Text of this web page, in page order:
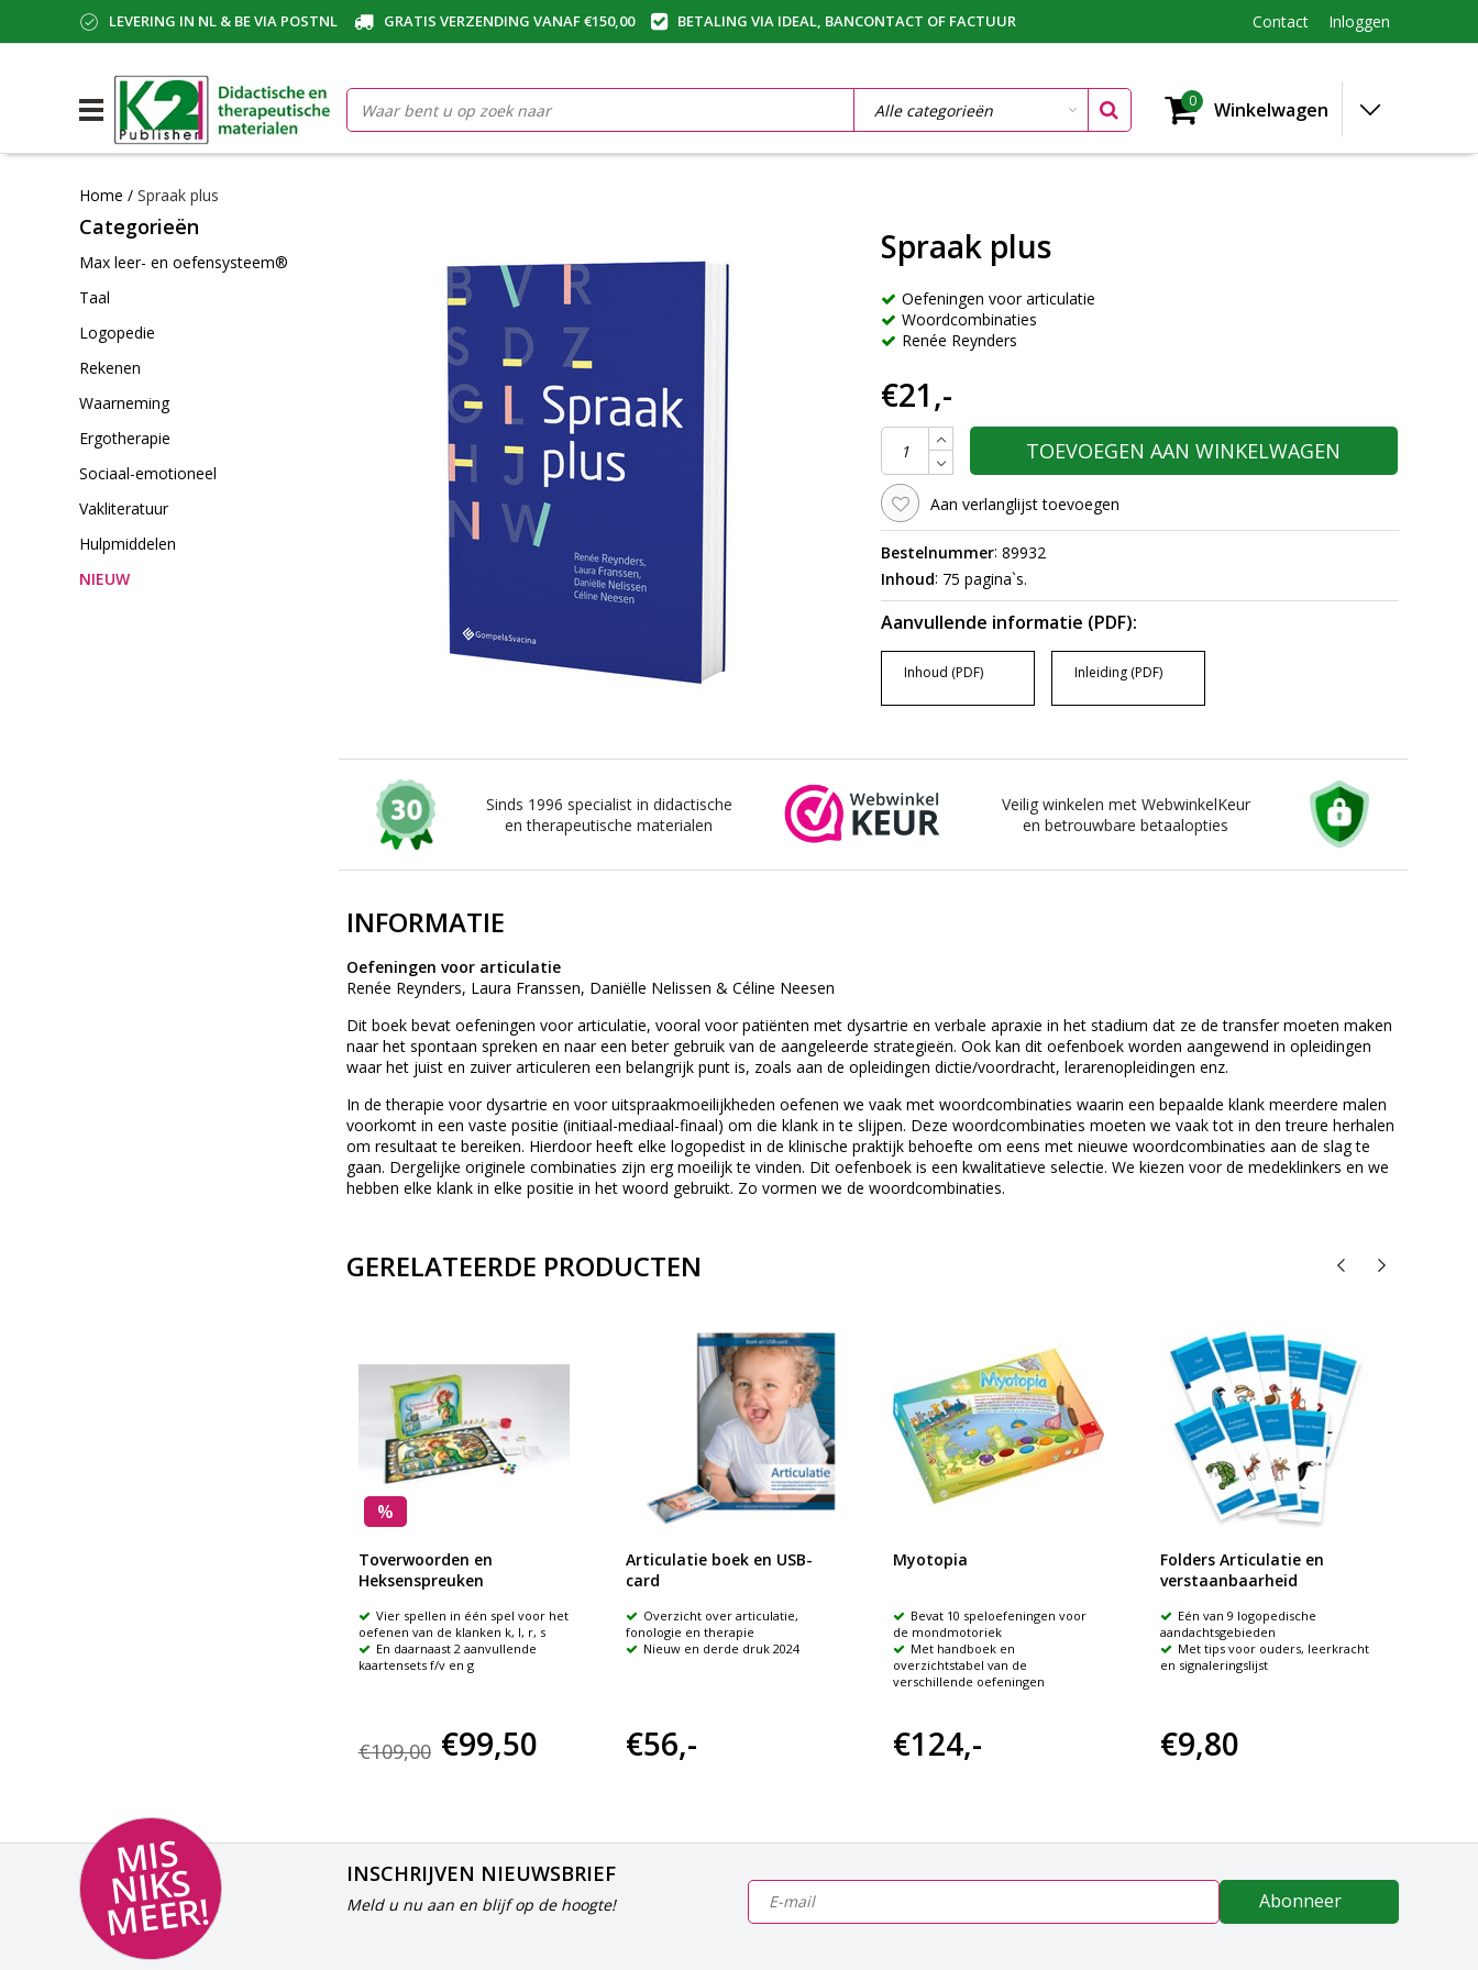
LEVERING IN NL & BE VIA POSTNL GRATIS VERZENDING VANAF €150,00 BETALING VIA IDEAL, BANCONTACT OF FACTUUR Contact Inloggen
0 Winkelwagen
Home / Spraak plus
Categorieën
Max leer- en oefensysteem®
Taal
Logopedie
Rekenen
Waarneming
Ergotherapie
Sociaal-emotioneel
Vakliteratuur
Hulpmiddelen
NIEUW
Spraak plus
Oefeningen voor articulatie
Woordcombinaties
Renée Reynders
€21,-
TOEVOEGEN AAN WINKELWAGEN
Aan verlanglijst toevoegen
Bestelnummer: 89932
Inhoud: 75 pagina`s.
Aanvullende informatie (PDF):
Inhoud (PDF) Inleiding (PDF)
Sinds 1996 specialist in didactische
en therapeutische materialen
Veilig winkelen met WebwinkelKeur
en betrouwbare betaalopties
INFORMATIE
Oefeningen voor articulatie
Renée Reynders, Laura Franssen, Daniëlle Nelissen & Céline Neesen
Dit boek bevat oefeningen voor articulatie, vooral voor patiënten met dysartrie en verbale apraxie in het stadium dat ze de transfer moeten maken
naar het spontaan spreken en naar een beter gebruik van de aangeleerde strategieën. Ook kan dit oefenboek worden aangewend in opleidingen
waar het juist en zuiver articuleren een belangrijk punt is, zoals aan de opleidingen dictie/voordracht, lerarenopleidingen enz.
In de therapie voor dysartrie en voor uitspraakmoeilijkheden oefenen we vaak met woordcombinaties waarin een bepaalde klank meerdere malen
voorkomt in een vaste positie (initiaal-mediaal-finaal) om die klank in te slijpen. Deze woordcombinaties moeten we vaak tot in den treure herhalen
om resultaat te bereiken. Hierdoor heeft elke logopedist in de klinische praktijk behoefte om eens met nieuwe woordcombinaties aan de slag te
gaan. Dergelijke originele combinaties zijn erg moeilijk te vinden. Dit oefenboek is een kwalitatieve selectie. We kiezen voor de medeklinkers en we
hebben elke klank in elke positie in het woord gebruikt. Zo vormen we de woordcombinaties.
GERELATEERDE PRODUCTEN
%
Toverwoorden en
Heksenspreuken
Vier spellen in één spel voor het
oefenen van de klanken k, l, r, s
En daarnaast 2 aanvullende
kaartensets f/v en g
€109,00 €99,50
Articulatie boek en USB-
card
Overzicht over articulatie,
fonologie en therapie
Nieuw en derde druk 2024
€56,-
Myotopia
Bevat 10 speloefeningen voor
de mondmotoriek
Met handboek en
overzichtstabel van de
verschillende oefeningen
€124,-
Folders Articulatie en
verstaanbaarheid
Eén van 9 logopedische
aandachtsgebieden
Met tips voor ouders, leerkracht
en signaleringslijst
€9,80
MI
S
NI
K
S
M
E
E
R!
INSCHRIJVEN NIEUWSBRIEF
Meld u nu aan en blijf op de hoogte! Abonneer